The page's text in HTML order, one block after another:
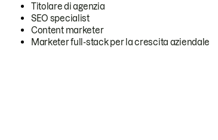
Titolare di agenzia
SEO specialist
Content marketer
Marketer full-stack per la crescita aziendale